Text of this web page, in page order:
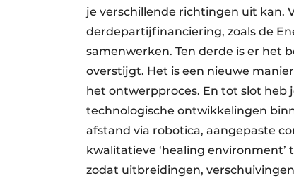
je verschillende richtingen uit kan.
derdepartijfinanciering, zoals de
samenwerken. Ten derde is er het
overstijgt. Het is een nieuwe
het ontwerpproces. En tot slot heb
technologische ontwikkelingen
afstand via robotica, aangepaste
kwalitatieve ‘healing
zodat uitbreidingen,